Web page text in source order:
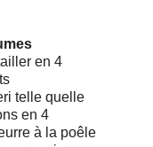
en 4
telle quelle
en 4
à la poêle